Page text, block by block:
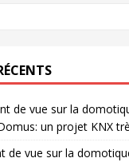
de vue sur la
un projet KNX
de vue sur la